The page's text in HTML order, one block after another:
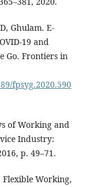
Ghulam. E-
19 and
Go. Frontiers in
fpsyg.2020.590
of Working and
Industry:
p. 49–71.
Flexible Working,